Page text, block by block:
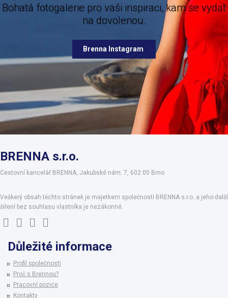
pro vaši inspiraci, kam se vydat
na dovolenou.
Brenna Instagram
Brenna Facebook
BRENNA s.r.o.
Cestovní kancelář BRENNA, Jakubské nám. 7, 602 00 Brno
Veškerý obsah těchto stránek je majetkem společnosti BRENNA s.r.o. a jeho další
šíření bez souhlasu vlastníka je nezákonné.
Důležité informace
Profil společnosti
Proč s Brennou?
Pracovní pozice
Kontakty